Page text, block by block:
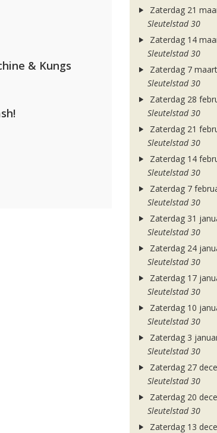
& Kungs
Zaterdag 21
Sleutelstad 30
Zaterdag 14
Sleutelstad 30
Zaterdag 7
Sleutelstad 30
Zaterdag 28
Sleutelstad 30
Zaterdag 21
Sleutelstad 30
Zaterdag 14
Sleutelstad 30
Zaterdag 7
Sleutelstad 30
Zaterdag 31
Sleutelstad 30
Zaterdag 24
Sleutelstad 30
Zaterdag 17
Sleutelstad 30
Zaterdag 10
Sleutelstad 30
Zaterdag 3
Sleutelstad 30
Zaterdag 27
Sleutelstad 30
Zaterdag 20
Sleutelstad 30
Zaterdag 13